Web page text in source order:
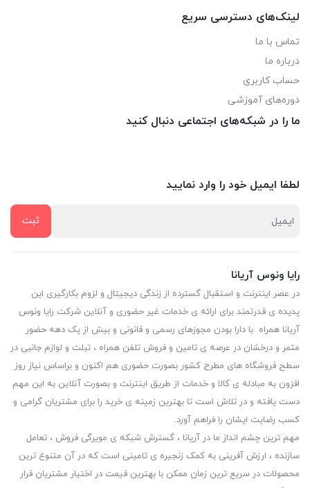
لینک‌های دسترسی سریع
تماس با ما
درباره ما
حساب کاربری
دوره‌های آموزشی
ما را در شبکه‌های اجتماعی دنبال کنید
لطفا ایمیل خود را وارد نمایید
رایا ونوس آریانا
در عصر اینترنت و استقبال گسترده از زندگی دیجیتال و لزوم بکارگیری این
پدیده ی قدرتمند برای ارائه ی خدمات غیر حضوری و آنلاین شرکت رایا ونوس
آریانا همراه با دارا بودن مجوزهای رسمی و قانونی و بیش از یک دهه حضور
مثمر و درخشان در عرصه ی تامین و فروش تلفن همراه ، تبلت و لوازم جانبی در
سطح فروشگاه های مطرح کشور بصورت حضوری هم اکنون و براساس نیاز روز
افزون به مبادله ی کالا و خدمات از طریق اینترنت و بصورت آنلاین به این مهم
دست یافته و در تلاش است تا بهترین زمینه ی خرید را برای مشتریان گرامی و
کسب رضایت ایشان را فراهم آورد.
مهم ترین چشم انداز ما در آریانا ، گسترش شبکه ی مویرگی فروش ، تعامل
سازنده ، ارزش آفرینی به کمک زنجیره ی تامینی است که در آن متنوع ترین
محصولات در سریع ترین زمان ممکن با بهترین قیمت در اختیار مشتریان قرار